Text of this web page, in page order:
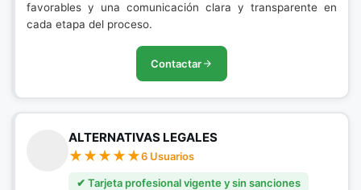
favorables y una comunicación clara y transparente en
cada etapa del proceso.
Contactar
ALTERNATIVAS LEGALES
6 Usuarios
✔ Tarjeta profesional vigente y sin sanciones